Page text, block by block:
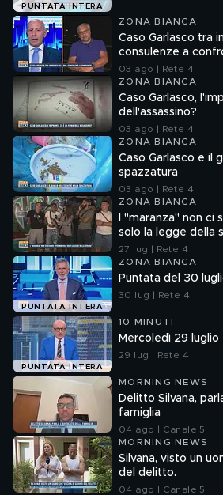
PUNTATA INTERA
ZONA BIANCA
Caso Garlasco tra
consulenze a
03 ago | Rete 4
ZONA BIANCA
Caso Garlasco,
dell'assassino?
03 ago | Rete 4
ZONA BIANCA
Caso Garlasco e il
spazzatura
03 ago | Rete 4
ZONA BIANCA
I "maranza" non ci
solo la legge della
27 lug | Rete 4
PUNTATA INTERA
ZONA BIANCA
Puntata del 30
30 lug | Rete 4
PUNTATA INTERA
10 MINUTI
Mercoledì 29 luglio
29 lug | Rete 4
MORNING NEWS
Delitto Silvana,
famiglia
04 ago | Canale 5
MORNING NEWS
Silvana, visto un
del delitto.
04 ago | Canale 5